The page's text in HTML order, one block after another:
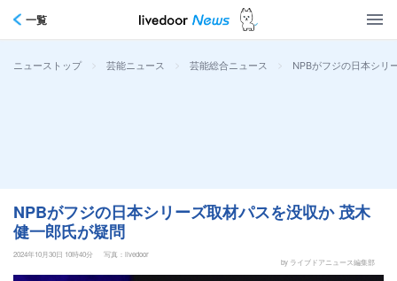
一覧
ニューストップ > 芸能ニュース > 芸能総合ニュース > NPBがフジの日本シリ
NPBがフジの日本シリーズ取材パスを没収か 茂木
健一郎氏が疑問
2024年10月30日 10時40分
写真：livedoor
by ライブドアニュース編集部